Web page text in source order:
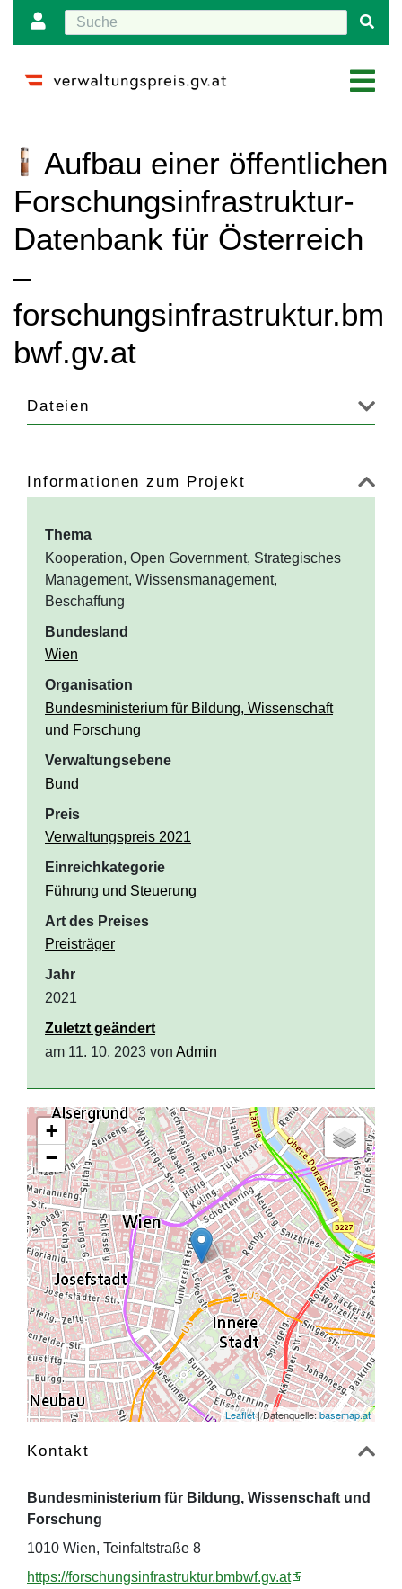
Aufbau einer öffentlichen
Forschungsinfrastruktur-
Datenbank für Österreich
–
forschungsinfrastruktur.bm
bwf.gv.at
Dateien
Informationen zum Projekt
Thema
Kooperation, Open Government, Strategisches
Management, Wissensmanagement,
Beschaffung
Bundesland
Wien
Organisation
Bundesministerium für Bildung, Wissenschaft
und Forschung
Verwaltungsebene
Bund
Preis
Verwaltungspreis 2021
Einreichkategorie
Führung und Steuerung
Art des Preises
Preisträger
Jahr
2021
Zuletzt geändert
am 11. 10. 2023 von Admin
+
−
Leaflet| Datenquelle:basemap.at
Kontakt
Bundesministerium für Bildung, Wissenschaft und
Forschung
1010 Wien, Teinfaltstraße 8
https://forschungsinfrastruktur.bmbwf.gv.at